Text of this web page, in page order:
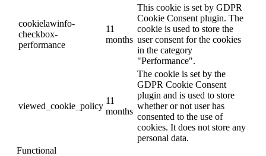
cookielawinfo-
checkbox-
performance
11
months
This cookie is set by GDPR
Cookie Consent plugin. The
cookie is used to store the
user consent for the cookies
in the category
"Performance".
viewed_cookie_policy
11
months
The cookie is set by the
GDPR Cookie Consent
plugin and is used to store
whether or not user has
consented to the use of
cookies. It does not store any
personal data.
Functional